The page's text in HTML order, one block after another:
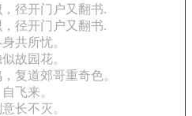
径开门户又翻书.
径开门户又翻书.
共所忧。
故园花。
复道郊哥重奇色。
飞来。
长不灭。